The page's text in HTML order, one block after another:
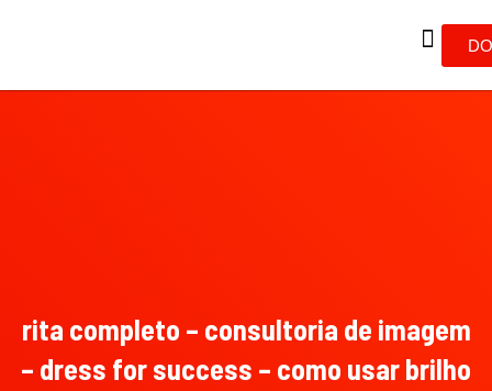
rita completo – consultoria de imagem
– dress for success – como usar brilho